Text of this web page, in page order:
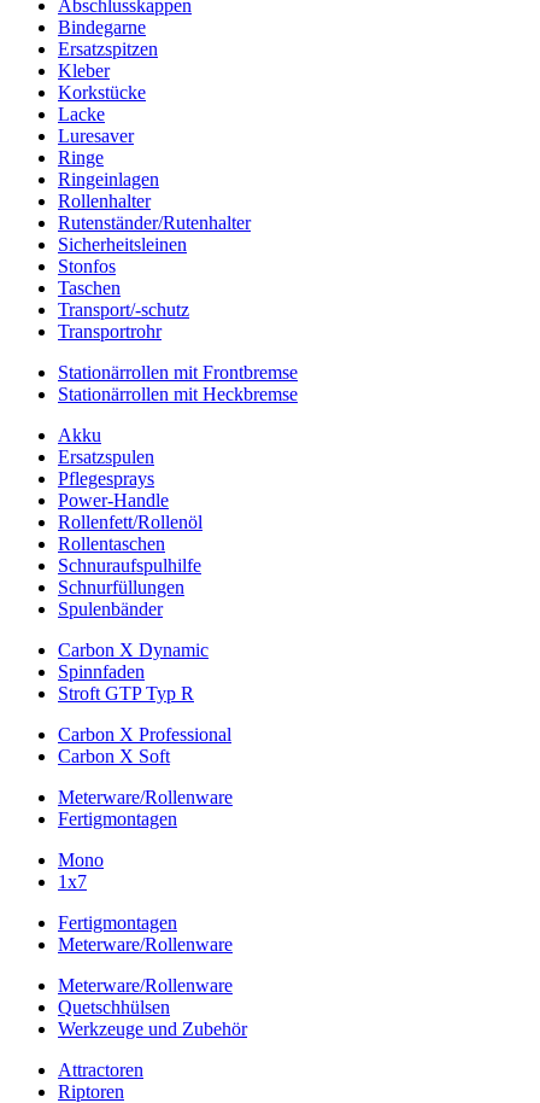
Abschlusskappen
Bindegarne
Ersatzspitzen
Kleber
Korkstücke
Lacke
Luresaver
Ringe
Ringeinlagen
Rollenhalter
Rutenständer/Rutenhalter
Sicherheitsleinen
Stonfos
Taschen
Transport/-schutz
Transportrohr
Stationärrollen mit Frontbremse
Stationärrollen mit Heckbremse
Akku
Ersatzspulen
Pflegesprays
Power-Handle
Rollenfett/Rollenöl
Rollentaschen
Schnuraufspulhilfe
Schnurfüllungen
Spulenbänder
Carbon X Dynamic
Spinnfaden
Stroft GTP Typ R
Carbon X Professional
Carbon X Soft
Meterware/Rollenware
Fertigmontagen
Mono
1x7
Fertigmontagen
Meterware/Rollenware
Meterware/Rollenware
Quetschhülsen
Werkzeuge und Zubehör
Attractoren
Riptoren